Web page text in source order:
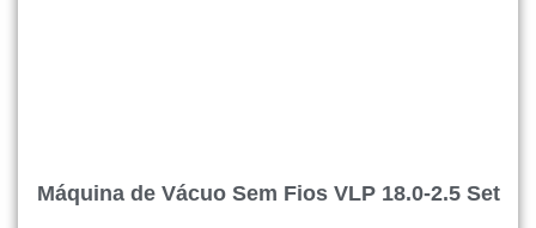
Máquina de Vácuo Sem Fios VLP 18.0-2.5 Set